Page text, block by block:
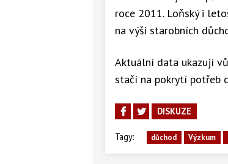
roce 2011. Loňský i
na výši starobních
Aktuální data ukazují
stačí na pokrytí potřeb
DISKUZE
Tagy: důchod Výzkum